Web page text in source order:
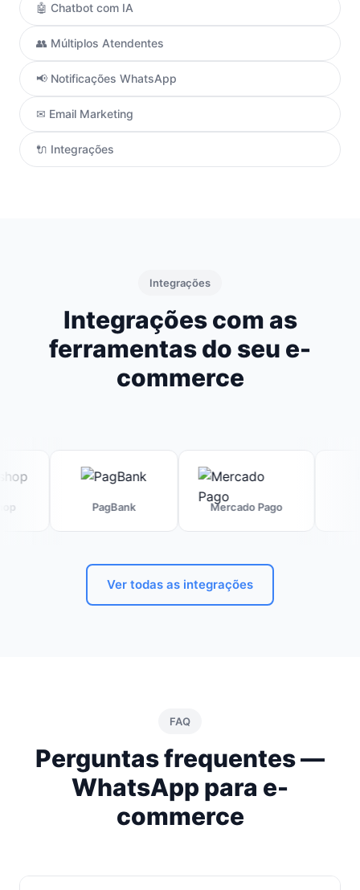
🤖 Chatbot com IA
👥 Múltiplos Atendentes
📢 Notificações WhatsApp
✉ Email Marketing
🔌 Integrações
Integrações
Integrações com as
ferramentas do seu e-
commerce
PagBank Mercado Pago
Ver todas as integrações
FAQ
Perguntas frequentes —
WhatsApp para e-
commerce